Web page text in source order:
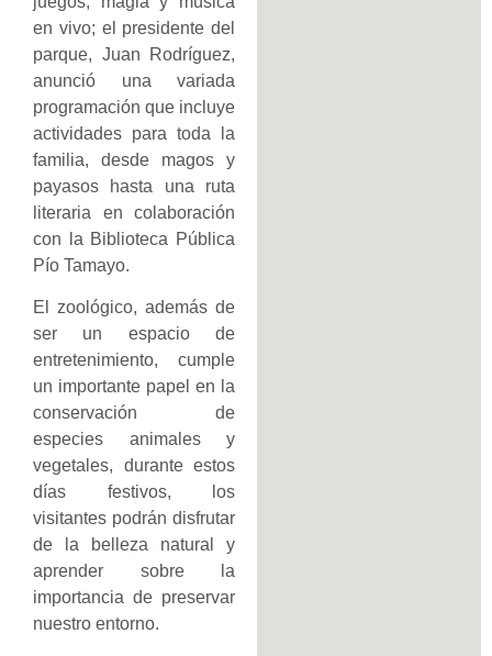
en vivo; el presidente del
parque, Juan Rodríguez,
anunció una variada
programación que incluye
actividades para toda la
familia, desde magos y
payasos hasta una ruta
literaria en colaboración
con la Biblioteca Pública
Pío Tamayo.
El zoológico, además de
ser un espacio de
entretenimiento, cumple
un importante papel en la
conservación de
especies animales y
vegetales, durante estos
días festivos, los
visitantes podrán disfrutar
de la belleza natural y
aprender sobre la
importancia de preservar
nuestro entorno.